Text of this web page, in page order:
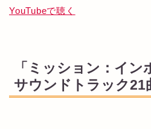
YouTubeで聴く
「ミッション：イ
サウンドトラック21